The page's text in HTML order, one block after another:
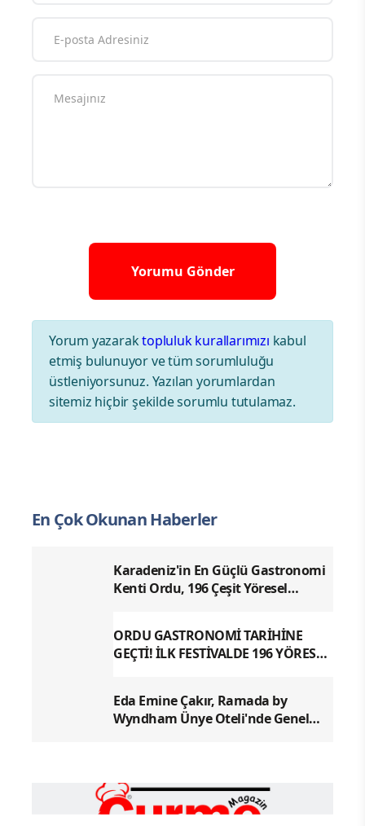
Yorum yazaraktopluluk kurallarımızı kabul
etmiş bulunuyor ve tüm sorumluluğu
üstleniyorsunuz. Yazılan yorumlardan
sitemiz hiçbir şekilde sorumlu tutulamaz.
En Çok Okunan Haberler
Karadeniz'in En Güçlü Gastronomi
Kenti Ordu, 196 Çeşit Yöresel
ORDU GASTRONOMİ TARİHİNE
GEÇTİ! İLK FESTİVALDE 196 YÖRESEL
Eda Emine Çakır, Ramada by
Wyndham Ünye Oteli'nde Genel